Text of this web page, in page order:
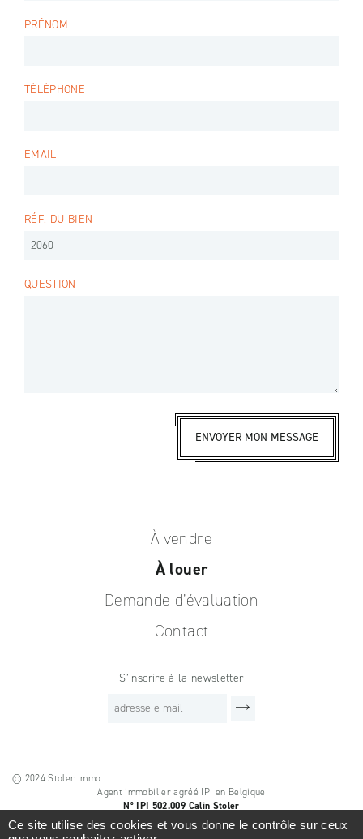
PRÉNOM
TÉLÉPHONE
EMAIL
RÉF. DU BIEN
QUESTION
ENVOYER MON MESSAGE
À vendre
À louer
Demande d’évaluation
Contact
S’inscrire à la newsletter
© 2024 Stoler Immo
Agent immobilier agréé IPI en Belgique
N° IPI 502.009 Calin Stoler
Instance officielle de contrôle
Ce site utilise des cookies et vous donne le contrôle sur ceux